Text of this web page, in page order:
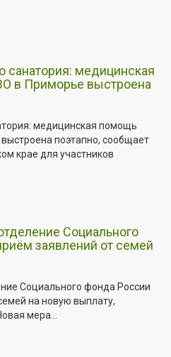
санатория: медицинская
в Приморье выстроена
медицинская помощь
поэтапно, сообщает
крае для участников
Социального
заявлений от семей
Социального фонда России
на новую выплату,
мера...